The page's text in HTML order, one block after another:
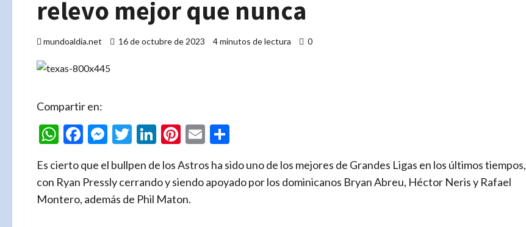
relevo mejor que nunca
mundoaldia.net 16 de octubre de 2023 4 minutos de lectura 0
Compartir en:
WhatsApp
Facebook
Messenger
Twitter
LinkedIn
Pinterest
Email
Es cierto que el bullpen de los Astros ha sido uno de los mejores de Grandes Ligas en los últimos tiempos,
con Ryan Pressly cerrando y siendo apoyado por los dominicanos Bryan Abreu, Héctor Neris y Rafael
Montero, además de Phil Maton.